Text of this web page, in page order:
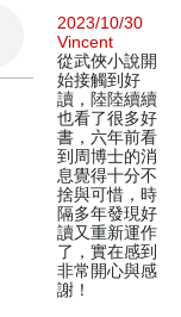
2023/10/30
Vincent
從武俠小說開
始接觸到好
讀，陸陸續續
也看了很多好
書，六年前看
到周博士的消
息覺得十分不
捨與可惜，時
隔多年發現好
讀又重新運作
了，實在感到
非常開心與感
謝！